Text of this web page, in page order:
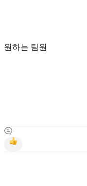
원하는 팀원